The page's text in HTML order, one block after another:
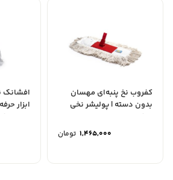
کفروب نخ پنبه‌ای مهسان
بدون دسته | پولیشر نخی
حرفه‌ای MAHSUN
1,465,000 تومان
افشانک
ابزار
سطوح